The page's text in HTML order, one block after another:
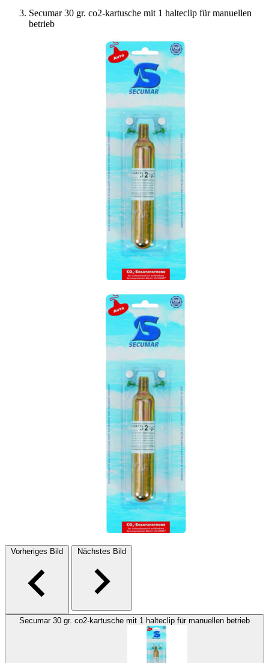
Secumar 30 gr. co2-kartusche mit 1 halteclip für manuellen
betrieb
Vorheriges Bild Nächstes Bild
Secumar 30 gr. co2-kartusche mit 1 halteclip für manuellen betrieb